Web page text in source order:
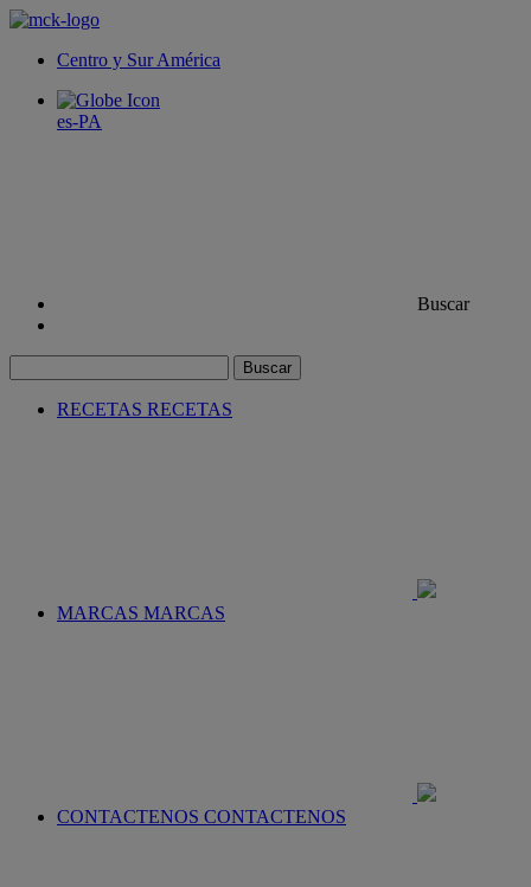
Centro y Sur América
es-PA
Buscar
Buscar
RECETAS RECETAS
MARCAS MARCAS
CONTACTENOS CONTACTENOS